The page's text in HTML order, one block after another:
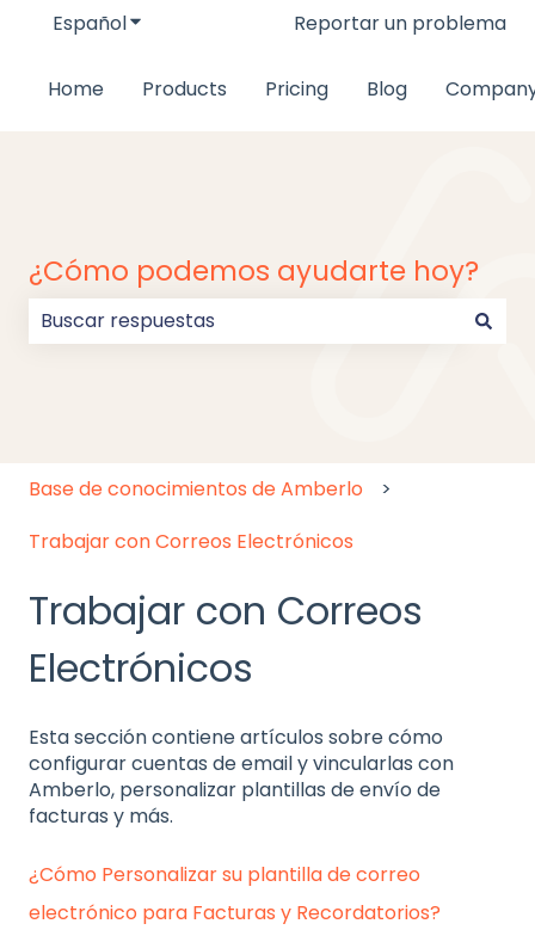
EspañolTraducciones de Mostrar submenú de
Reportar un problema
Home Products Pricing Blog
¿Cómo podemos ayudarte hoy?
Base de conocimientos de Amberlo
Trabajar con Correos Electrónicos
Trabajar con Correos
Electrónicos
Esta sección contiene artículos sobre cómo
configurar cuentas de email y vincularlas con
Amberlo, personalizar plantillas de envío de
facturas y más.
¿Cómo Personalizar su plantilla de correo
electrónico para Facturas y Recordatorios?